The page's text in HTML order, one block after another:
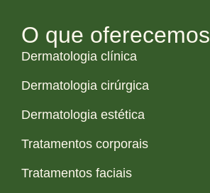
O que oferecemos
Dermatologia clínica
Dermatologia cirúrgica
Dermatologia estética
Tratamentos corporais
Tratamentos faciais